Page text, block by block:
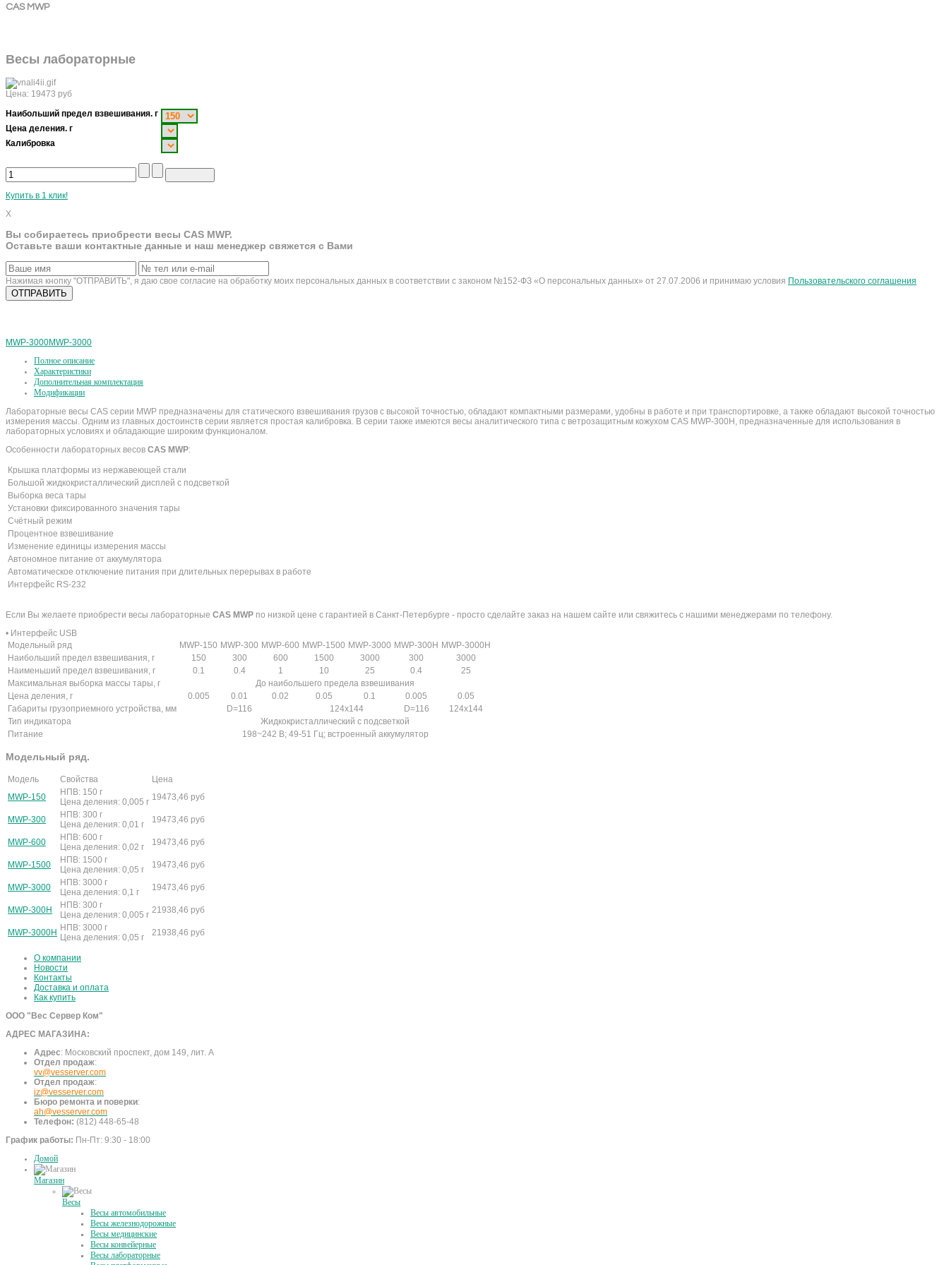
CAS MWP
Весы лабораторные
Цена: 19473 руб
Наибольший предел взвешивания. г
Цена деления. г
Калибровка
Купить в 1 клик!
X
Вы собираетесь приобрести весы CAS MWP.
Оставьте ваши контактные данные и наш менеджер свяжется с Вами
Нажимая кнопку "ОТПРАВИТЬ", я даю свое согласие на обработку моих персональных данных в соответствии с законом №152-ФЗ «О персональных данных» от 27.07.2006 и принимаю условия Пользовательского соглашения
MWP-3000MWP-3000
Полное описание
Характеристики
Дополнительная комплектация
Модификации
Лабораторные весы CAS серии MWP предназначены для статического взвешивания грузов с высокой точностью, обладают компактными размерами, удобны в работе и при транспортировке, а также обладают высокой точностью
измерения массы. Одним из главных достоинств серии является простая калибровка. В серии также имеются весы аналитического типа с ветрозащитным кожухом CAS MWP-300H, предназначенные для использования в
лабораторных условиях и обладающие широким функционалом.
Особенности лабораторных весов CAS MWP:
Крышка платформы из нержавеющей стали
Большой жидкокристаллический дисплей с подсветкой
Выборка веса тары
Установки фиксированного значения тары
Счётный режим
Процентное взвешивание
Изменение единицы измерения массы
Автономное питание от аккумулятора
Автоматическое отключение питания при длительных перерывах в работе
Интерфейс RS-232
Если Вы желаете приобрести весы лабораторные CAS MWP по низкой цене с гарантией в Санкт-Петербурге - просто сделайте заказ на нашем сайте или свяжитесь с нашими менеджерами по телефону.
• Интерфейс USB
Модельный ряд
MWP-150 MWP-300 MWP-600 MWP-1500 MWP-3000 MWP-300H MWP-3000H
Наибольший предел взвешивания, г
150 300 600 1500 3000 300
3000
Наименьший предел взвешивания, г
0.1 0.4 1 10 25 0.4
25
Максимальная выборка массы тары, г
До наибольшего предела взвешивания
Цена деления, г
0.005 0.01 0.02 0.05 0.1 0.005
0.05
Габариты грузоприемного устройства, мм
D=116 124х144 D=116
124х144
Тип индикатора
Жидкокристаллический с подсветкой
Питание
198~242 В; 49-51 Гц; встроенный аккумулятор
Модельный ряд.
Модель Свойства
Цена
MWP-150
НПВ: 150 г
Цена деления: 0,005 г 19473,46 руб
MWP-300
НПВ: 300 г
Цена деления: 0,01 г
19473,46 руб
MWP-600
НПВ: 600 г
Цена деления: 0,02 г
19473,46 руб
MWP-1500
НПВ: 1500 г
Цена деления: 0,05 г
19473,46 руб
MWP-3000
НПВ: 3000 г
Цена деления: 0,1 г
19473,46 руб
MWP-300H
НПВ: 300 г
Цена деления: 0,005 г 21938,46 руб
MWP-3000H НПВ: 3000 г
Цена деления: 0,05 г
21938,46 руб
О компании
Новости
Контакты
Доставка и оплата
Как купить
ООО "Вес Сервер Ком"
АДРЕС МАГАЗИНА:
Адрес: Московский проспект, дом 149, лит. А
Отдел продаж:
vv@vesserver.com
Отдел продаж:
iz@vesserver.com
Бюро ремонта и поверки:
ah@vesserver.com
Телефон: (812) 448-65-48
График работы: Пн-Пт: 9:30 - 18:00
Домой
Магазин
Весы
Весы автомобильные
Весы железнодорожные
Весы медицинские
Весы конвейерные
Весы лабораторные